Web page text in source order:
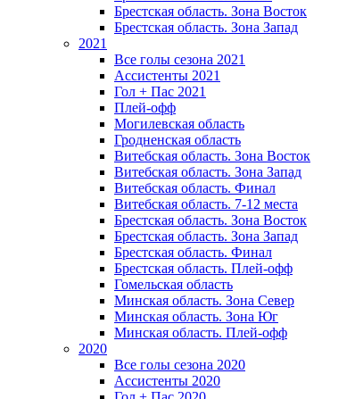
Брестская область. Зона Восток
Брестская область. Зона Запад
2021
Все голы сезона 2021
Ассистенты 2021
Гол + Пас 2021
Плей-офф
Могилевская область
Гродненская область
Витебская область. Зона Восток
Витебская область. Зона Запад
Витебская область. Финал
Витебская область. 7-12 места
Брестская область. Зона Восток
Брестская область. Зона Запад
Брестская область. Финал
Брестская область. Плей-офф
Гомельская область
Минская область. Зона Север
Минская область. Зона Юг
Минская область. Плей-офф
2020
Все голы сезона 2020
Ассистенты 2020